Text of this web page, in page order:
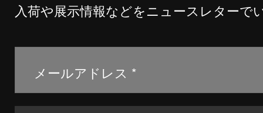
入荷や展示情報などをニュースレターで